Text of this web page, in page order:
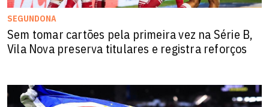
SEGUNDONA
Sem tomar cartões pela primeira vez na Série B,
Vila Nova preserva titulares e registra reforços